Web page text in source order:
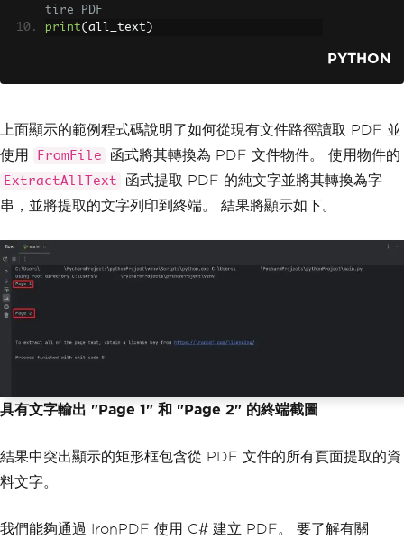
tire PDF
print( all_text )
PYTHON
上面顯示的範例程式碼說明了如何從現有文件路徑讀取 PDF 並
使用
FromFile 函式將其轉換為 PDF 文件物件。 使用物件的
ExtractAllText
函式提取 PDF 的純文字並將其轉換為字
串，並將提取的文字列印到終端。 結果將顯示如下。
具有文字輸出 "Page 1" 和 "Page 2" 的終端截圖
結果中突出顯示的矩形框包含從 PDF 文件的所有頁面提取的資
料文字。
我們能夠通過 IronPDF 使用 C# 建立 PDF。 要了解有關